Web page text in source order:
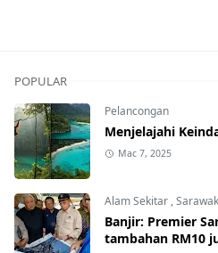
POPULAR
Pelancongan
Menjelajahi
Mac 7, 2025
Alam Sekitar ,Sarawak
Banjir: Premier
tambahan RM10